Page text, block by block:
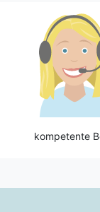
kompetente